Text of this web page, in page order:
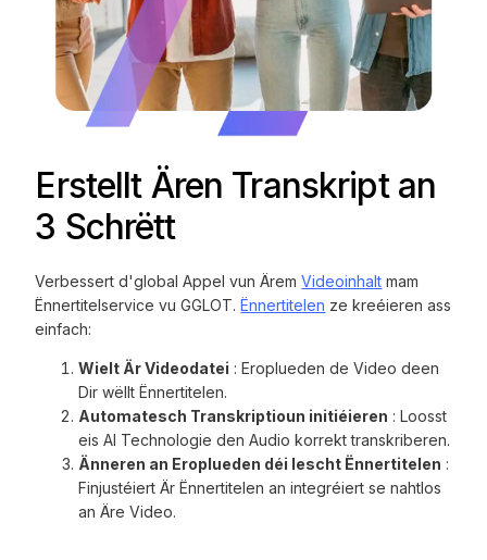
Erstellt Ären Transkript an
3 Schrëtt
Verbessert d'global Appel vun ÄremVideoinhalt mam
Ënnertitelservice vu GGLOT. Ënnertitelen ze kreéieren ass
einfach:
Wielt Är Videodatei : Eroplueden de Video deen
Dir wëllt Ënnertitelen.
Automatesch Transkriptioun initiéieren : Loosst
eis AI Technologie den Audio korrekt transkriberen.
Änneren an Eroplueden déi lescht Ënnertitelen :
Finjustéiert Är Ënnertitelen an integréiert se nahtlos
an Äre Video.